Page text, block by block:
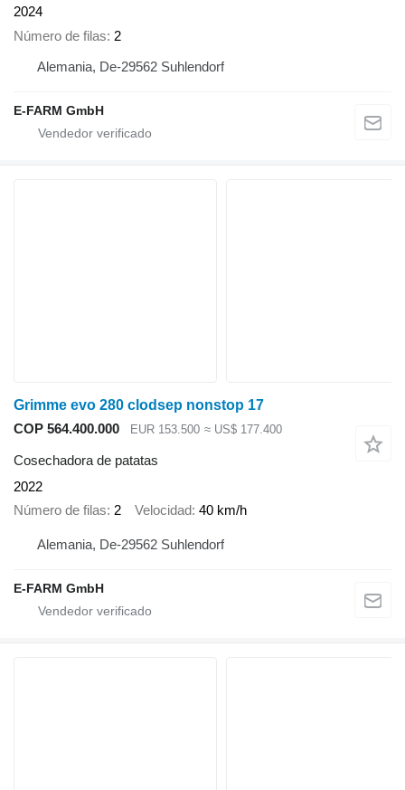
2024
Número de filas 2
Alemania, De-29562 Suhlendorf
E-FARM GmbH
Grimme evo 280 clodsep nonstop 17
COP 564.400.000
EUR 153.500 ≈ US$ 177.400
Cosechadora de patatas
2022
Número de filas 2 Velocidad 40 km/h
Alemania, De-29562 Suhlendorf
E-FARM GmbH